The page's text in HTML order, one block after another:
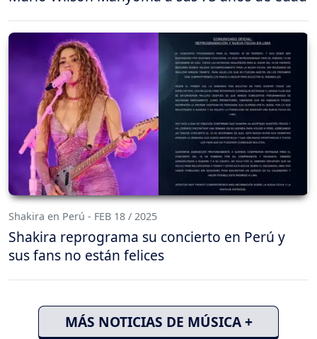
Shakira en Perú - FEB 18 / 2025
Shakira reprograma su concierto en Perú y
sus fans no están felices
MÁS NOTICIAS DE MÚSICA +